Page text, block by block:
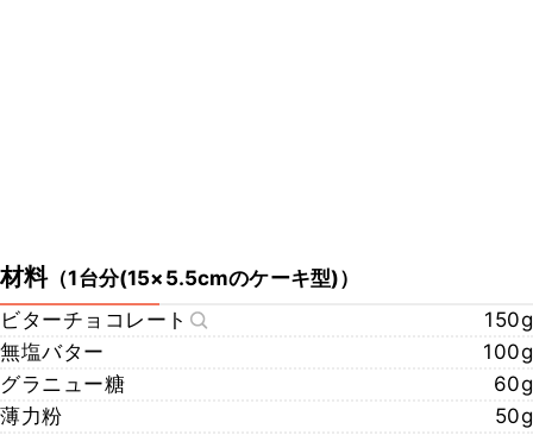
材料（1台分(15×5.5cmのケーキ型)）
ビターチョコレート
150g
無塩バター
100g
グラニュー糖
60g
薄力粉
50g